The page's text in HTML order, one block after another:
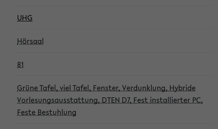
UHG
Hörsaal
81
Grüne Tafel, viel Tafel, Fenster, Verdunklung, Hybride
Vorlesungsausstattung, DTEN D7, Fest installierter PC,
Feste Bestuhlung